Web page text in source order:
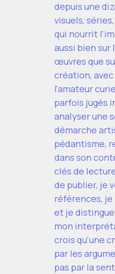
depuis une
visuels,
qui nourrit
aussi bien sur
œuvres que
création,
l'amateur
parfois jugés
analyser une
démarche
pédantisme,
dans son
clés de
de publier, je
références, je
et je
mon
crois qu'une
par les
pas par la